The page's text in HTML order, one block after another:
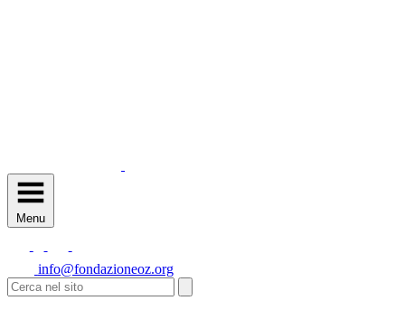
Menu
info@fondazioneoz.org